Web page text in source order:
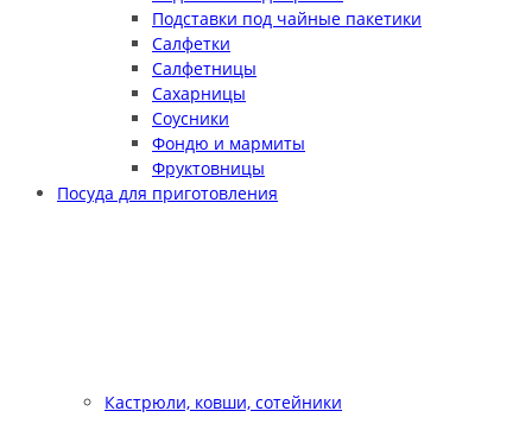
Подставки под чайные пакетики
Салфетки
Салфетницы
Сахарницы
Соусники
Фондю и мармиты
Фруктовницы
Посуда для приготовления
Кастрюли, ковши, сотейники